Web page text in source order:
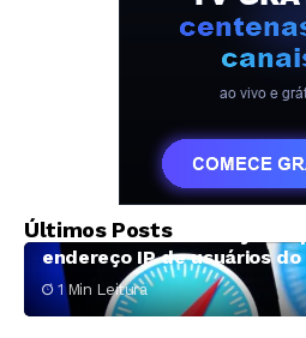
Últimos Posts
Falha no Private Relay da
endereço IP de usuários
1 Min Leitura